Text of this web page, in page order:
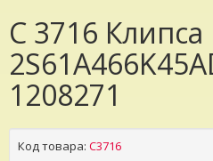
C 3716 Клипса
1208271
Код товара: C3716